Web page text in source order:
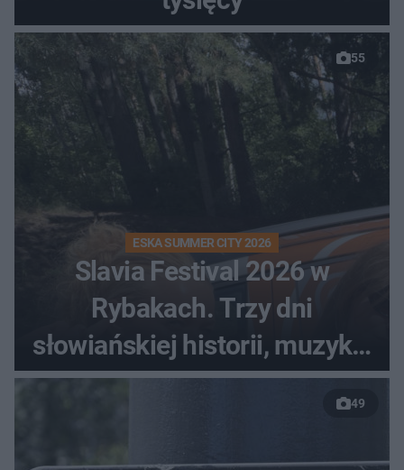
55
ESKA SUMMER CITY 2026
Slavia Festival 2026 w
Rybakach. Trzy dni
słowiańskiej historii, muzyki i
relaksu nad Jeziorem
49